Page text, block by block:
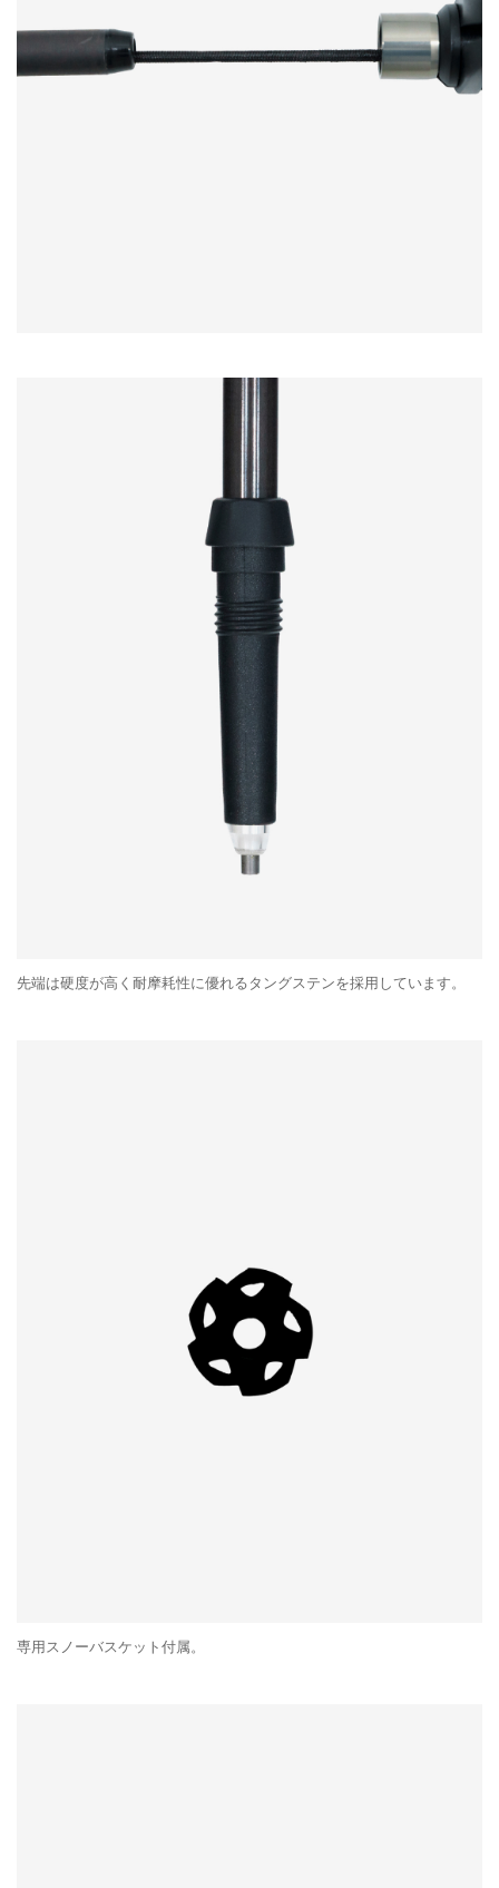
先端は硬度が高く耐摩耗性に優れるタングステンを採用しています。
専用スノーバスケット付属。